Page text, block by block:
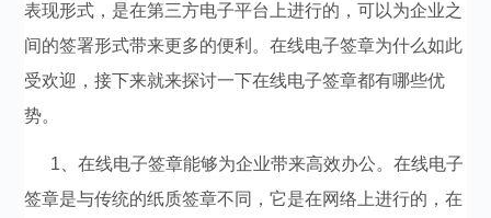
表现形式，是在第三方电子平台上进行的，可以为企业之
间的签署形式带来更多的便利。在线电子签章为什么如此
受欢迎，接下来就来探讨一下在线电子签章都有哪些优
势。
1、在线电子签章能够为企业带来高效办公。在线电子
签章是与传统的纸质签章不同，它是在网络上进行的，在